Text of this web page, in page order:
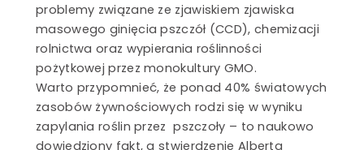
problemy związane ze zjawiskiem zjawiska
masowego ginięcia pszczół (CCD), chemizacji
rolnictwa oraz wypierania roślinności
pożytkowej przez monokultury GMO.
Warto przypomnieć, że ponad 40% światowych
zasobów żywnościowych rodzi się w wyniku
zapylania roślin przez pszczoły – to naukowo
dowiedziony fakt, a stwierdzenie Alberta